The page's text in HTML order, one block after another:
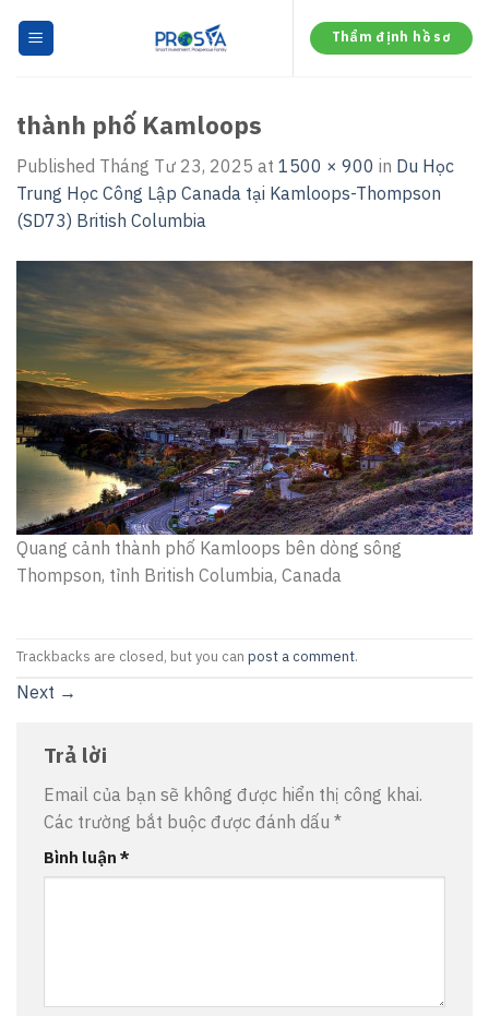
Thẩm định hồ sơ
thành phố Kamloops
Published Tháng Tư 23, 2025 at 1500 × 900 in Du Học
Trung Học Công Lập Canada tại Kamloops-Thompson
(SD73) British Columbia
Quang cảnh thành phố Kamloops bên dòng sông
Thompson, tỉnh British Columbia, Canada
Trackbacks are closed, but you can post a comment.
Next →
Trả lời
Email của bạn sẽ không được hiển thị công khai.
Các trường bắt buộc được đánh dấu *
Bình luận *